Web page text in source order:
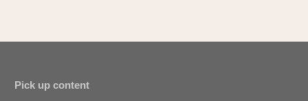
Pick up content